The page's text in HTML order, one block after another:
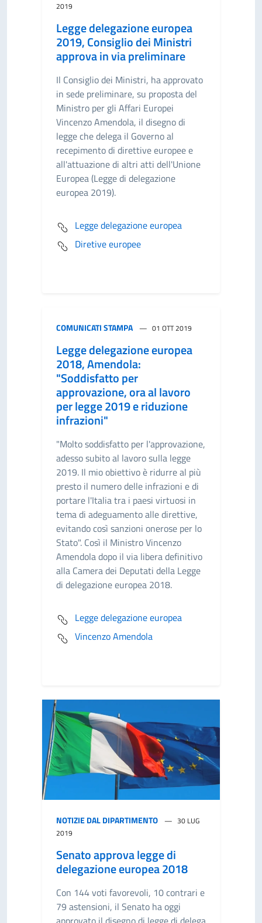
2019
Legge delegazione europea
2019, Consiglio dei Ministri
approva in via preliminare
Il Consiglio dei Ministri, ha approvato
in sede preliminare, su proposta del
Ministro per gli Affari Europei
Vincenzo Amendola, il disegno di
legge che delega il Governo al
recepimento di direttive europee e
all'attuazione di altri atti dell'Unione
Europea (Legge di delegazione
europea 2019).
Legge delegazione europea
Diretive europee
COMUNICATI STAMPA 01 OTT 2019
Legge delegazione europea
2018, Amendola:
"Soddisfatto per
approvazione, ora al lavoro
per legge 2019 e riduzione
infrazioni"
"Molto soddisfatto per l'approvazione,
adesso subito al lavoro sulla legge
2019. Il mio obiettivo è ridurre al più
presto il numero delle infrazioni e di
portare l'Italia tra i paesi virtuosi in
tema di adeguamento alle direttive,
evitando così sanzioni onerose per lo
Stato". Così il Ministro Vincenzo
Amendola dopo il via libera definitivo
alla Camera dei Deputati della Legge
di delegazione europea 2018.
Legge delegazione europea
Vincenzo Amendola
NOTIZIE DAL DIPARTIMENTO
30 LUG
2019
Senato approva legge di
delegazione europea 2018
Con 144 voti favorevoli, 10 contrari e
79 astensioni, il Senato ha oggi